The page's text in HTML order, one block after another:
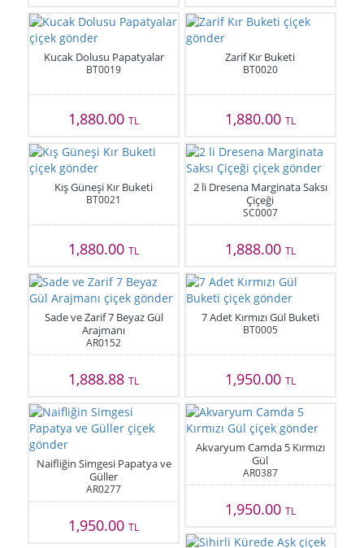
Kucak Dolusu Papatyalar
BT0019
1,880.00TL
Zarif Kır Buketi
BT0020
1,880.00 TL
Kış Güneşi Kır Buketi
BT0021
1,880.00TL
2 li Dresena Marginata Saksı
Çiçeği
SC0007
1,888.00 TL
Sade ve Zarif 7 Beyaz Gül
Arajmanı
AR0152
1,888.88TL
7 Adet Kırmızı Gül Buketi
BT0005
1,950.00 TL
Naifliğin Simgesi Papatya ve
Güller
AR0277
1,950.00TL
Akvaryum Camda 5 Kırmızı
Gül
AR0387
1,950.00 TL